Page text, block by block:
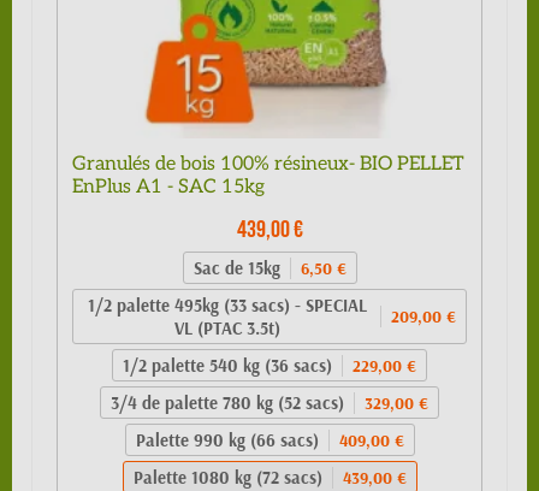
Granulés de bois 100% résineux- BIO PELLET
EnPlus A1 - SAC 15kg
439,00 €
Sac de 15kg 6,50 €
1/2 palette 495kg (33 sacs) - SPECIAL
VL (PTAC 3.5t)
209,00 €
1/2 palette 540 kg (36 sacs) 229,00 €
3/4 de palette 780 kg (52 sacs) 329,00 €
Palette 990 kg (66 sacs) 409,00 €
Palette 1080 kg (72 sacs) 439,00 €